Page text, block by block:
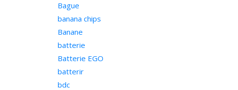
Bague
banana chips
Banane
batterie
Batterie EGO
batterir
bdc